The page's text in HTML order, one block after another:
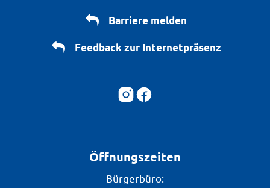
Barriere melden
Feedback zur Internetpräsenz
Öffnungszeiten
Bürgerbüro: